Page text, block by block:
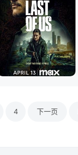
/ 鹿晗 / 彭于晏 /
4 下一页